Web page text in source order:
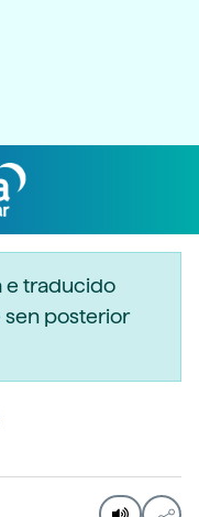
e traducido
sen posterior